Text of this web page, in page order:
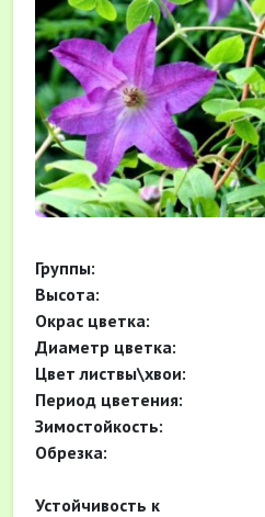
Группы:
Высота:
Окрас цветка:
Диаметр цветка:
Цвет листвы\хвои:
Период цветения:
Зимостойкость:
Обрезка:
Устойчивость к